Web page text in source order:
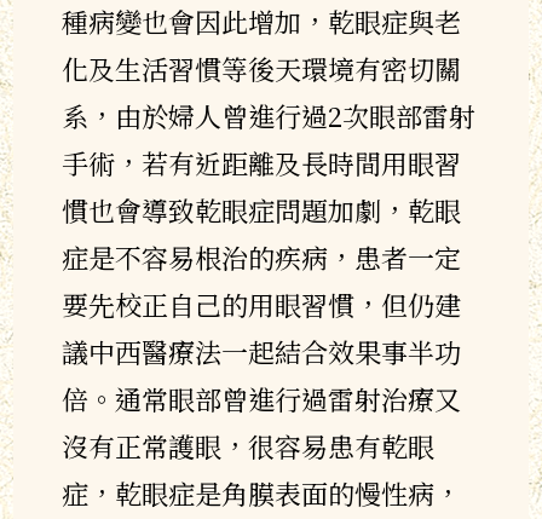
種病變也會因此增加，乾眼症與老
化及生活習慣等後天環境有密切關
系，由於婦人曾進行過2次眼部雷射
手術，若有近距離及長時間用眼習
慣也會導致乾眼症問題加劇，乾眼
症是不容易根治的疾病，患者一定
要先校正自己的用眼習慣，但仍建
議中西醫療法一起結合效果事半功
倍。通常眼部曾進行過雷射治療又
沒有正常護眼，很容易患有乾眼
症，乾眼症是角膜表面的慢性病，